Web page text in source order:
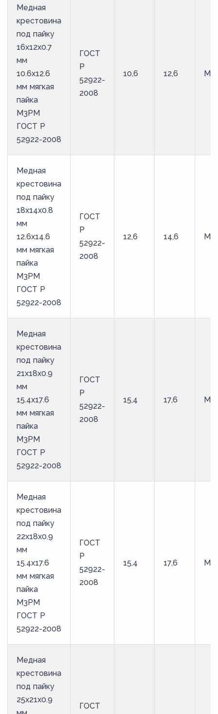
Медная
крестовина
под пайку
16х12х0.7
мм
10.6х12.6
мм мягкая
пайка
М3РМ
ГОСТ Р
52922-2008
ГОСТ
Р
52922-
2008
10,6 12,6
Медная
крестовина
под пайку
18х14х0.8
мм
12.6х14.6
мм мягкая
пайка
М3РМ
ГОСТ Р
52922-2008
ГОСТ
Р
52922-
2008
12,6 14,6
Медная
крестовина
под пайку
21х18х0.9
мм
15.4х17.6
мм мягкая
пайка
М3РМ
ГОСТ Р
52922-2008
ГОСТ
Р
52922-
2008
15,4 17,6
Медная
крестовина
под пайку
22х18х0.9
мм
15.4х17.6
мм мягкая
пайка
М3РМ
ГОСТ Р
52922-2008
ГОСТ
Р
52922-
2008
15,4 17,6
Медная
крестовина
под пайку
25х21х0.9
ГОСТ